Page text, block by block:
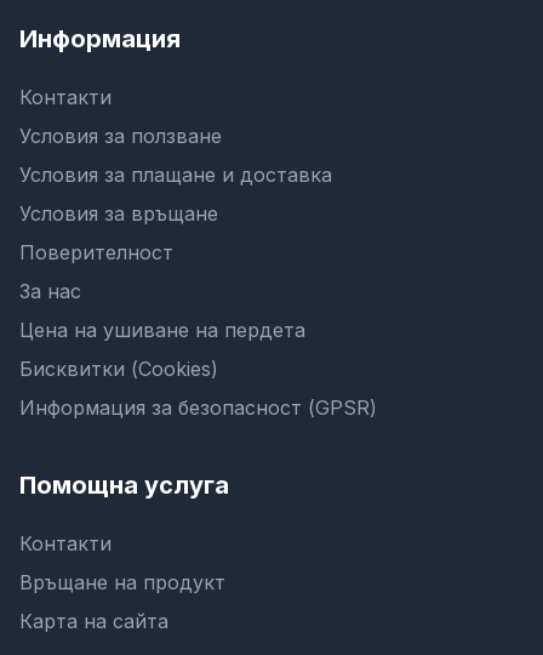
Информация
Контакти
Условия за ползване
Условия за плащане и доставка
Условия за връщане
Поверителност
За нас
Цена на ушиване на пердета
Бисквитки (Cookies)
Информация за безопасност (GPSR)
Помощна услуга
Контакти
Връщане на продукт
Карта на сайта